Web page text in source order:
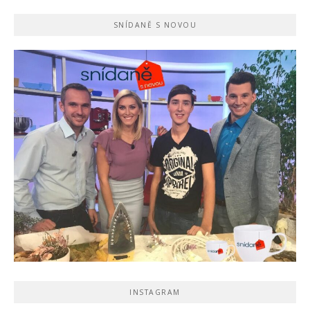
SNÍDANĚ S NOVOU
INSTAGRAM